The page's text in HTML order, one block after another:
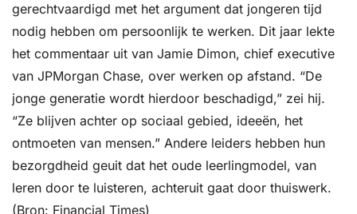
gerechtvaardigd met het argument dat jongeren tijd
nodig hebben om persoonlijk te werken. Dit jaar lekte
het commentaar uit van Jamie Dimon, chief executive
van JPMorgan Chase, over werken op afstand. “De
jonge generatie wordt hierdoor beschadigd,” zei hij.
“Ze blijven achter op sociaal gebied, ideeën, het
ontmoeten van mensen.” Andere leiders hebben hun
bezorgdheid geuit dat het oude leerlingmodel, van
leren door te luisteren, achteruit gaat door thuiswerk.
(Bron: Financial Times)